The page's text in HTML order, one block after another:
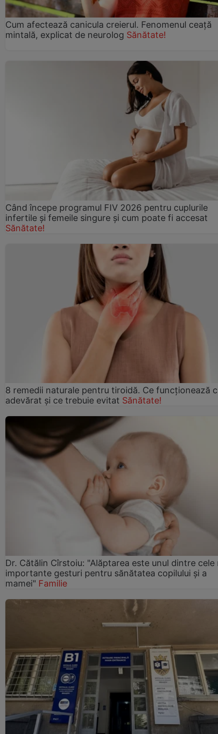
Cum afectează canicula creierul. Fenomenul ceață
mintală, explicat de neurolog Sănătate!
Când începe programul FIV 2026 pentru cuplurile
infertile şi femeile singure şi cum poate fi accesat
Sănătate!
8 remedii naturale pentru tiroidă. Ce funcționează
adevărat și ce trebuie evitat Sănătate!
Dr. Cătălin Cîrstoiu: "Alăptarea este unul dintre cele
importante gesturi pentru sănătatea copilului și a
mamei" Familie